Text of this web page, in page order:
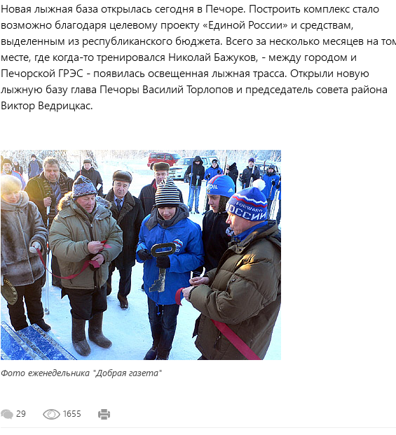
Новая лыжная база открылась сегодня в Печоре. Построить комплекс стало
возможно благодаря целевому проекту «Единой России» и средствам,
выделенным из республиканского бюджета. Всего за несколько месяцев на
месте, где когда-то тренировался Николай Бажуков, - между городом и
Печорской ГРЭС - появилась освещенная лыжная трасса. Открыли новую
лыжную базу глава Печоры Василий Торлопов и председатель совета района
Виктор Ведрицкас.
Фото еженедельника "Добрая газета"
29 1655